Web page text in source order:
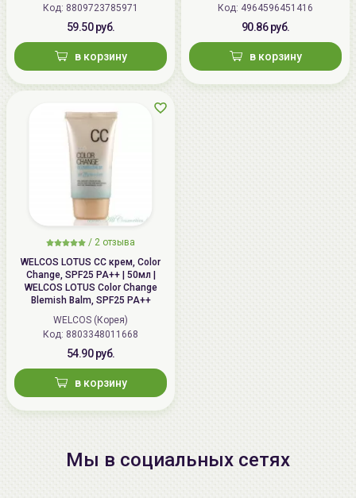
Код: 8809723785971
59.50 руб.
в корзину
Код: 4964596451416
90.86 руб.
в корзину
/ 2 отзыва
WELCOS LOTUS СС крем, Color
Change, SPF25 PA++ | 50мл |
WELCOS LOTUS Color Change
Blemish Balm, SPF25 PA++
WELCOS (Корея)
Код: 8803348011668
54.90 руб.
в корзину
Мы в социальных сетях